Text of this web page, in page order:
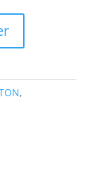
,